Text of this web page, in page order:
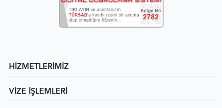
HİZMETLERİMİZ
VİZE İŞLEMLERİ